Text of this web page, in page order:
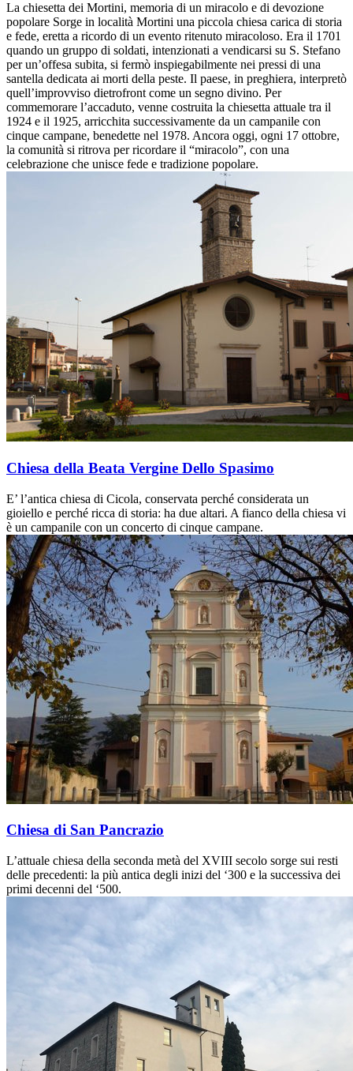
La chiesetta dei Mortini, memoria di un miracolo e di devozione
popolare Sorge in località Mortini una piccola chiesa carica di storia
e fede, eretta a ricordo di un evento ritenuto miracoloso. Era il 1701
quando un gruppo di soldati, intenzionati a vendicarsi su S. Stefano
per un’offesa subita, si fermò inspiegabilmente nei pressi di una
santella dedicata ai morti della peste. Il paese, in preghiera, interpretò
quell’improvviso dietrofront come un segno divino. Per
commemorare l’accaduto, venne costruita la chiesetta attuale tra il
1924 e il 1925, arricchita successivamente da un campanile con
cinque campane, benedette nel 1978. Ancora oggi, ogni 17 ottobre,
la comunità si ritrova per ricordare il “miracolo”, con una
celebrazione che unisce fede e tradizione popolare.
Chiesa della Beata Vergine Dello Spasimo
E’ l’antica chiesa di Cicola, conservata perché considerata un
gioiello e perché ricca di storia: ha due altari. A fianco della chiesa vi
è un campanile con un concerto di cinque campane.
Chiesa di San Pancrazio
L’attuale chiesa della seconda metà del XVIII secolo sorge sui resti
delle precedenti: la più antica degli inizi del ‘300 e la successiva dei
primi decenni del ‘500.